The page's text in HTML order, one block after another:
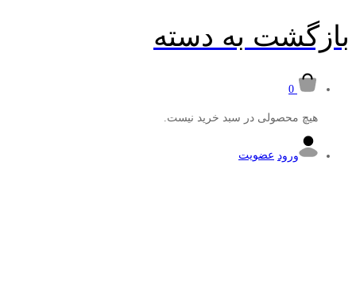
بازگشت به دسته
0
هیچ محصولی در سبد خرید نیست.
ورود عضویت